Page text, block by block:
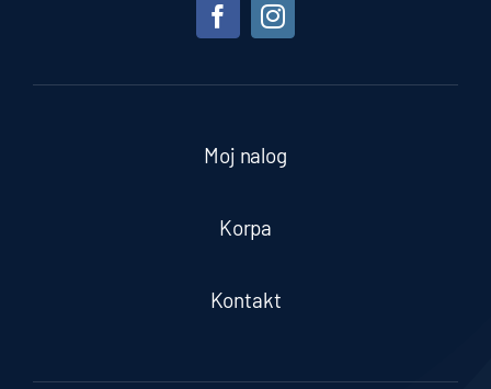
Moj nalog
Korpa
Kontakt